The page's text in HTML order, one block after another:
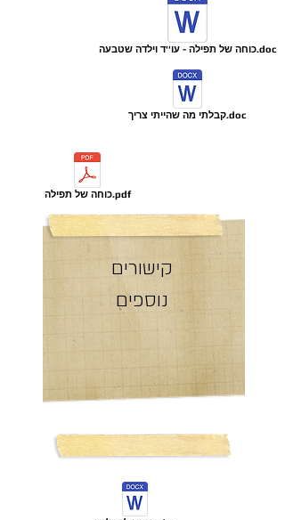
כוחה של תפילה - עו''ד וילדה שטבעה.doc
קבלתי מה שהייתי צריך.doc
כוחה של תפילה.pdf
שיעורי חברה באתר
"בשביל ההוראה
קישורים
נוספים